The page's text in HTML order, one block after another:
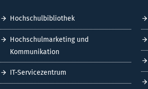
Hochschulbibliothek
Hochschulmarketing und
Kommunikation
IT-Servicezentrum